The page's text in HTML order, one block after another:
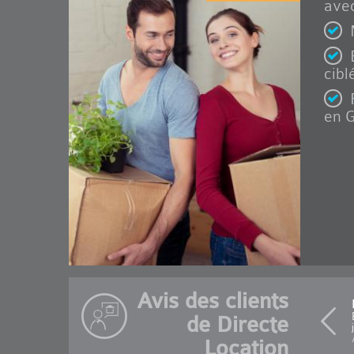
en
Avis des clients
de Directe
Location